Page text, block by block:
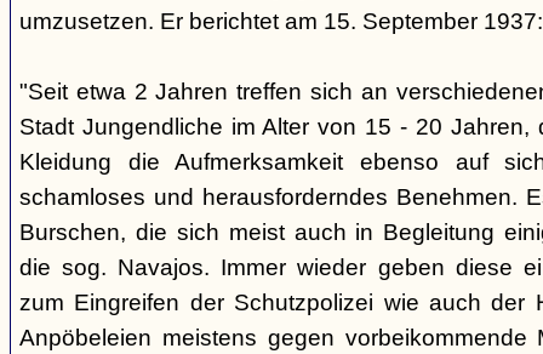
umzusetzen. Er berichtet am 15. September 1937:
"Seit etwa 2 Jahren treffen sich an
Stadt Jungendliche im Alter von 15 - 20 Jahren,
Kleidung die Aufmerksamkeit ebenso auf
schamloses und herausforderndes Benehmen.
Burschen, die sich meist auch in Begleitung
die sog. Navajos. Immer wieder geben diese
zum Eingreifen der Schutzpolizei wie auch der
Anpöbeleien meistens gegen vorbeikommende